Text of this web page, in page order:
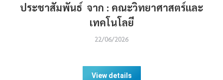
ประชาสัมพันธ์ จาก : คณะวิทยาศาสตร์และ
เทคโนโลยี
22/06/2026
View details